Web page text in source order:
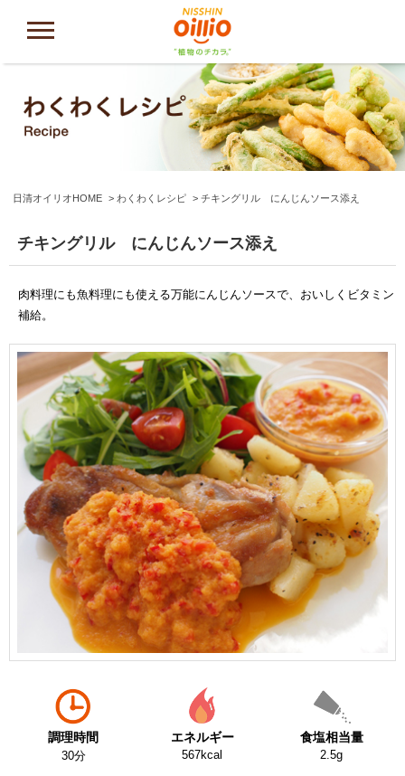
日清オイリオHOME わくわくレシピ チキングリル にんじんソース添え
チキングリル にんじんソース添え
肉料理にも魚料理にも使える万能にんじんソースで、おいしくビタミン
補給。
調理時間
30分
エネルギー
567kcal
食塩相当量
2.5g